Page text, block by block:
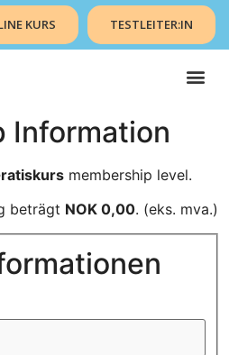
KURS TESTLEITER:IN
Information
membership level.
beträgt NOK 0,00. (eks. mva.)